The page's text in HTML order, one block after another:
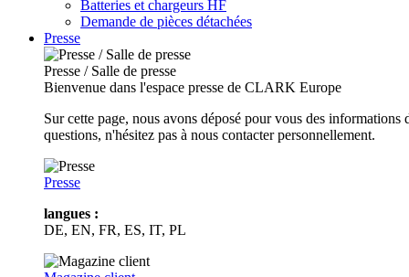
Batteries et chargeurs HF
Demande de pièces détachées
Presse
Presse / Salle de presse
Bienvenue dans l'espace presse de CLARK Europe
Sur cette page, nous avons déposé pour vous des
questions, n'hésitez pas à nous contacter personnellement.
Presse
langues :
DE, EN, FR, ES, IT, PL